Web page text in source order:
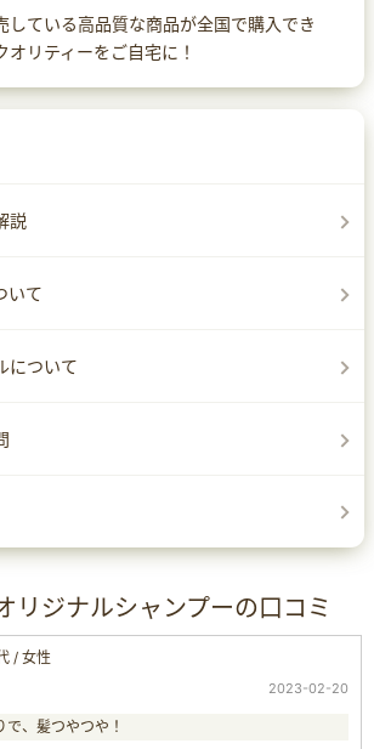
している高品質な商品が全国で購入でき
リティーをご自宅に！
説
いて
について
リジナルシャンプーの口コミ
/ 女性
2023-02-20
、髪つやつや！